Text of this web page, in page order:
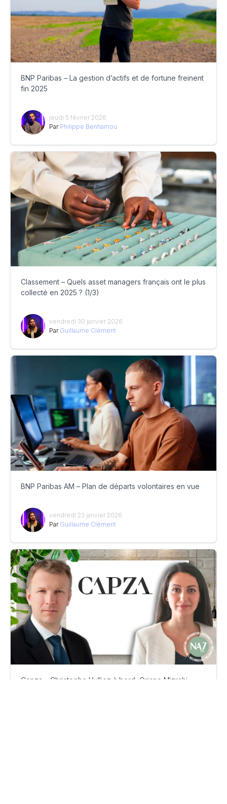
BNP Paribas – La gestion d’actifs et de fortune freinent
fin 2025
jeudi 5 février 2026
Par Philippe Benhamou
Classement – Quels asset managers français ont le plus
collecté en 2025 ? (1/3)
vendredi 30 janvier 2026
Par Guillaume Clément
BNP Paribas AM – Plan de départs volontaires en vue
vendredi 23 janvier 2026
Par Guillaume Clément
Capza – Christophe Vulliez à bord, Oriane Mizrahi